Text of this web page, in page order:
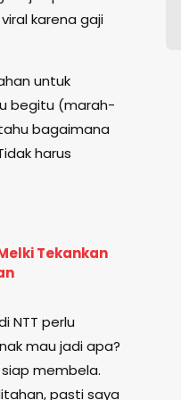
karena gaji
untuk
begitu (marah-
bagaimana
harus
Tekankan
NTT perlu
mau jadi apa?
membela.
pasti saya